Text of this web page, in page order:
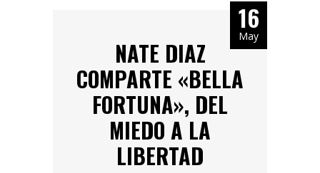
16
May
NATE DIAZ
COMPARTE «BELLA
FORTUNA», DEL
MIEDO A LA
LIBERTAD